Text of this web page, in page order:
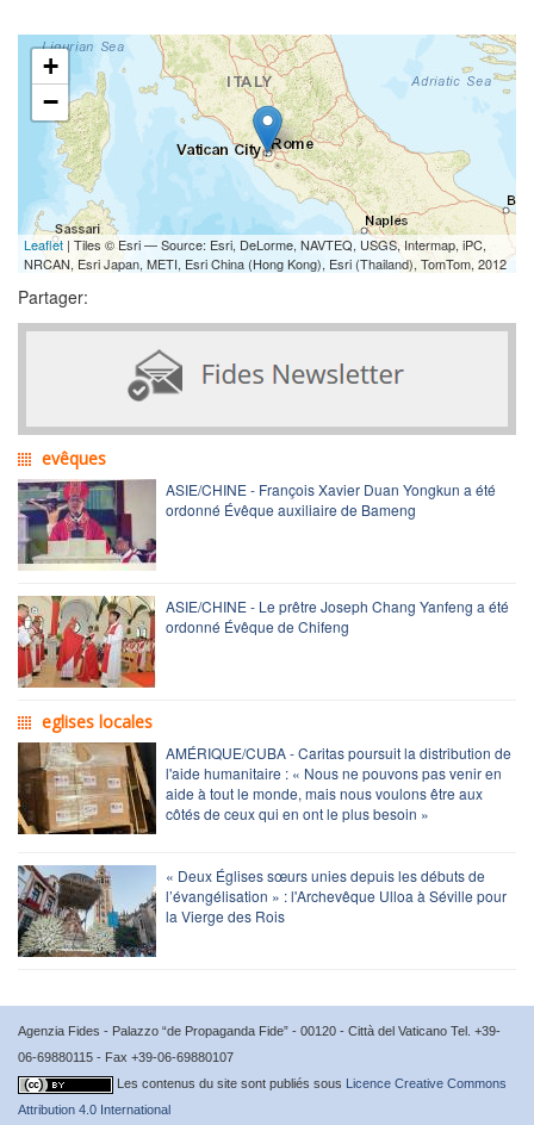
+
−
Leaflet | Tiles © Esri — Source: Esri, DeLorme, NAVTEQ, USGS, Intermap, iPC,
NRCAN, Esri Japan, METI, Esri China (Hong Kong), Esri (Thailand), TomTom, 2012
Partager:
evêques
ASIE/CHINE - François Xavier Duan Yongkun a été
ordonné Évêque auxiliaire de Bameng
ASIE/CHINE - Le prêtre Joseph Chang Yanfeng a été
ordonné Évêque de Chifeng
eglises locales
AMÉRIQUE/CUBA - Caritas poursuit la distribution de
l'aide humanitaire : « Nous ne pouvons pas venir en
aide à tout le monde, mais nous voulons être aux
côtés de ceux qui en ont le plus besoin »
« Deux Églises sœurs unies depuis les débuts de
l’évangélisation » : l'Archevêque Ulloa à Séville pour
la Vierge des Rois
Agenzia Fides - Palazzo “de Propaganda Fide” - 00120 - Città del Vaticano Tel. +39-
06-69880115 - Fax +39-06-69880107
Les contenus du site sont publiés sous Licence Creative Commons
Attribution 4.0 International